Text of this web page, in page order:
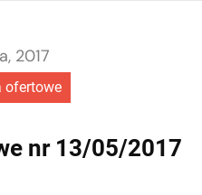
ofertowe
2017
nr 13/05/2017